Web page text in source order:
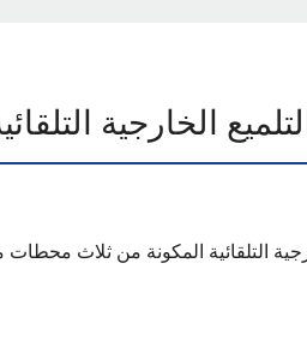
الخارجية
التلقائية المكونة من ثلاث